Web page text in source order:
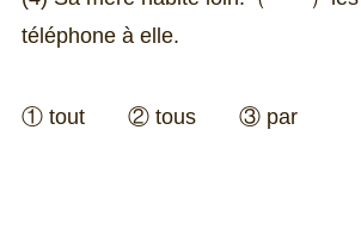
téléphone à elle.
① tout ② tous ③ par